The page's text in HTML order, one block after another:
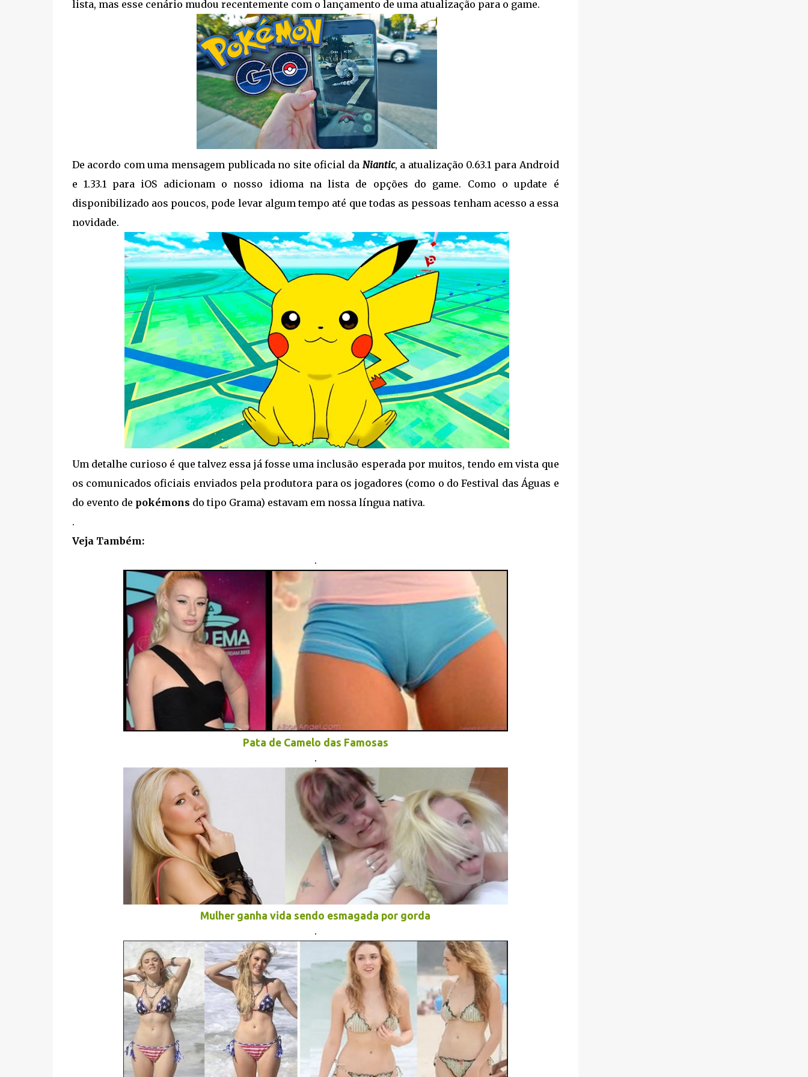
lista, mas esse cenário mudou recentemente com o lançamento de uma atualização para o game.
De acordo com uma mensagem publicada no site oficial da Niantic, a atualização 0.63.1 para Android
e 1.33.1 para iOS adicionam o nosso idioma na lista de opções do game. Como o update é
disponibilizado aos poucos, pode levar algum tempo até que todas as pessoas tenham acesso a essa
novidade.
Um detalhe curioso é que talvez essa já fosse uma inclusão esperada por muitos, tendo em vista que
os comunicados oficiais enviados pela produtora para os jogadores (como o do Festival das Águas e
do evento de pokémons do tipo Grama) estavam em nossa língua nativa.
.
Veja Também:
.
Pata de Camelo das Famosas
.
Mulher ganha vida sendo esmagada por gorda
.